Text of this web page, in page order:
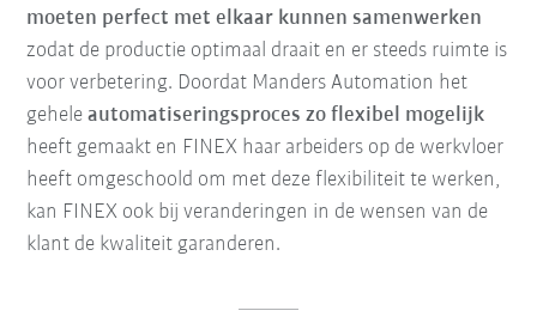
moeten perfect met elkaar kunnen samenwerken
zodat de productie optimaal draait en er steeds ruimte is
voor verbetering. Doordat Manders Automation het
geheleautomatiseringsproces zo flexibel mogelijk
heeft gemaakt en FINEX haar arbeiders op de werkvloer
heeft omgeschoold om met deze flexibiliteit te werken,
kan FINEX ook bij veranderingen in de wensen van de
klant de kwaliteit garanderen.